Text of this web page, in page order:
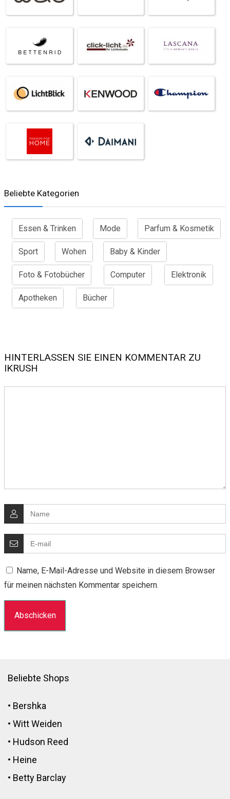
Beliebte Kategorien
Essen & Trinken Mode Parfum & Kosmetik
Sport Wohen Baby & Kinder
Foto & Fotobücher Computer Elektronik
Apotheken Bücher
HINTERLASSEN SIE EINEN KOMMENTAR ZU
IKRUSH
Name, E-Mail-Adresse und Website in diesem Browser
für meinen nächsten Kommentar speichern.
Beliebte Shops
• Bershka
• Witt Weiden
• Hudson Reed
• Heine
• Betty Barclay